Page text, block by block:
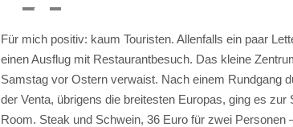
Für mich positiv: kaum Touristen. Allenfalls ein paar
einen Ausflug mit Restaurantbesuch. Das kleine
Samstag vor Ostern verwaist. Nach einem Rundgang
der Venta, übrigens die breitesten Europas, ging es
Room. Steak und Schwein, 36 Euro für zwei